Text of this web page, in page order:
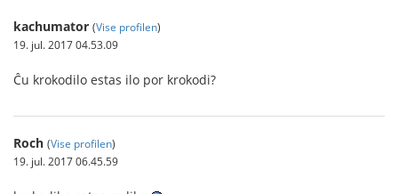
kachumator (Vise profilen)
19. jul. 2017 04.53.09
Ĉu krokodilo estas ilo por krokodi?
Roch (Vise profilen)
19. jul. 2017 06.45.59